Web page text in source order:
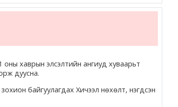
хаврын элсэлтийн ангиуд хуваарьт
дуусна.
байгуулагдах Хичээл нөхөлт, нэгдсэн